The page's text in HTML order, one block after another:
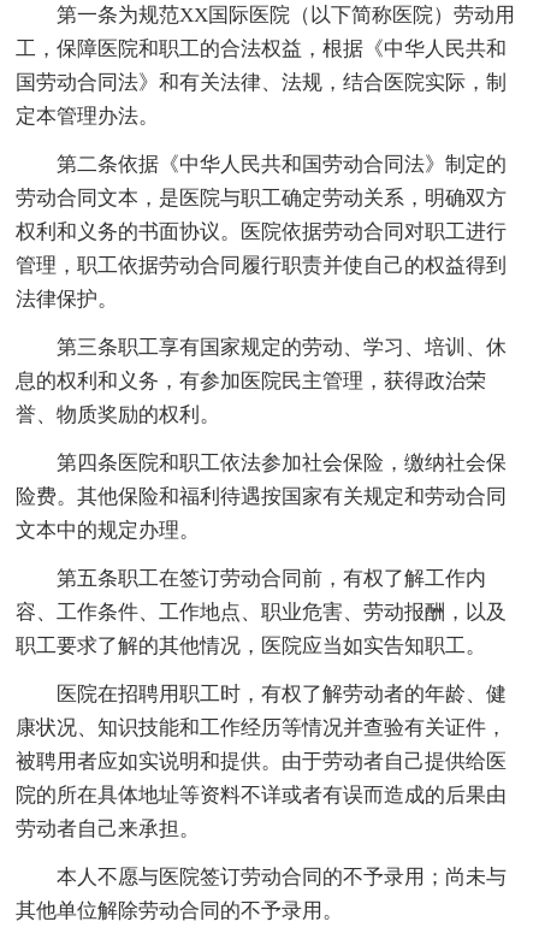
第一条为规范XX国际医院（以下简称医院）劳动用
工，保障医院和职工的合法权益，根据《中华人民共和
国劳动合同法》和有关法律、法规，结合医院实际，制
定本管理办法。
第二条依据《中华人民共和国劳动合同法》制定的
劳动合同文本，是医院与职工确定劳动关系，明确双方
权利和义务的书面协议。医院依据劳动合同对职工进行
管理，职工依据劳动合同履行职责并使自己的权益得到
法律保护。
第三条职工享有国家规定的劳动、学习、培训、休
息的权利和义务，有参加医院民主管理，获得政治荣
誉、物质奖励的权利。
第四条医院和职工依法参加社会保险，缴纳社会保
险费。其他保险和福利待遇按国家有关规定和劳动合同
文本中的规定办理。
第五条职工在签订劳动合同前，有权了解工作内
容、工作条件、工作地点、职业危害、劳动报酬，以及
职工要求了解的其他情况，医院应当如实告知职工。
医院在招聘用职工时，有权了解劳动者的年龄、健
康状况、知识技能和工作经历等情况并查验有关证件，
被聘用者应如实说明和提供。由于劳动者自己提供给医
院的所在具体地址等资料不详或者有误而造成的后果由
劳动者自己来承担。
本人不愿与医院签订劳动合同的不予录用；尚未与
其他单位解除劳动合同的不予录用。